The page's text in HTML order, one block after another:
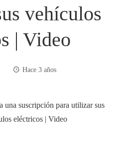
vehículos
| Video
Hace 3 años